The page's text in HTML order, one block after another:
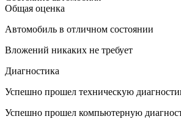
Общая оценка
Автомобиль в отличном состоянии
Вложений никаких не требует
Диагностика
Успешно прошел техническую
Успешно прошел компьютерную